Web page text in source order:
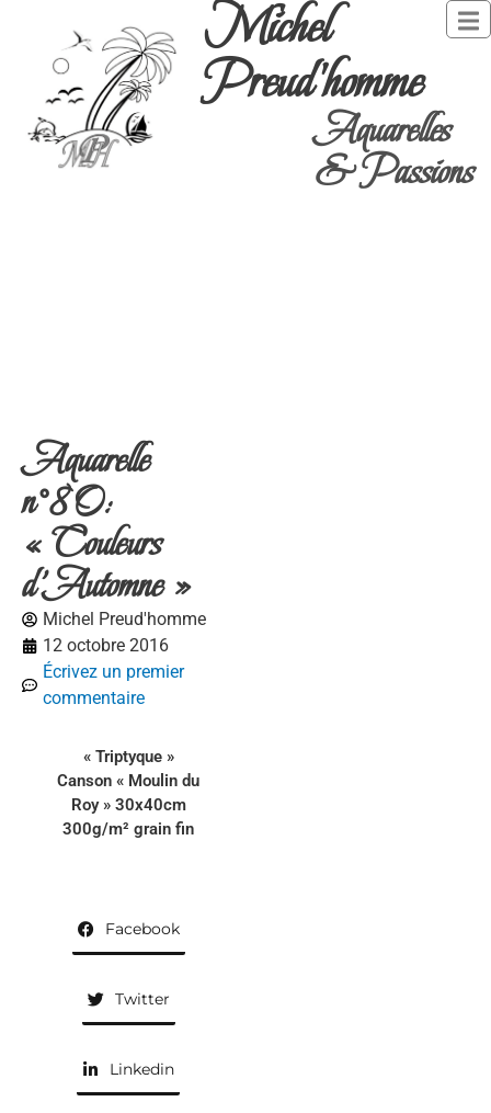
Michel
Preud'homme
Aquarelles
& Passions
Aquarelle
n°80:
« Couleurs
d’Automne »
Michel Preud'homme
12 octobre 2016
Écrivez un premier
commentaire
« Triptyque »
Canson « Moulin du
Roy » 30x40cm
300g/m² grain fin
Facebook
Twitter
Linkedin